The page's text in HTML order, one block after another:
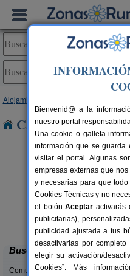
Alojamientos
Casas Rurales
Casa Rural
Cuzcurrita de Río
Buscar
Comunidades:
Bienvenid@ a la
nuestro portal
Una cookie o galleta
información que se guarda
visitar el portal. Algunas
empresas externas que
y necesarias para que
Cookies Técnicas y no
el botónAceptar activarás
publicitarias),
publicidad ajustada a tus
desactivarlas por
elegir su activación/
Cookies”. Más